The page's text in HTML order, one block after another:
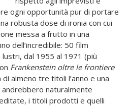
ogni opportunità pur di portare
robusta dose di ironia con cui
messa a frutto in una
dell’incredibile: 50 film
dal 1955 al 1971 (più
Frankenstein oltre le frontiere
di almeno tre titoli l’anno e una
naturalmente
i titoli prodotti e quelli